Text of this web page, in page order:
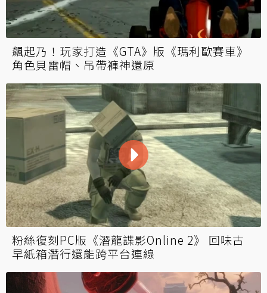
飆起乃！玩家打造《GTA》版《瑪利歐賽車》
角色貝雷帽、吊帶褲神還原
粉絲復刻PC版《潛龍諜影Online 2》 回味古
早紙箱潛行還能跨平台連線